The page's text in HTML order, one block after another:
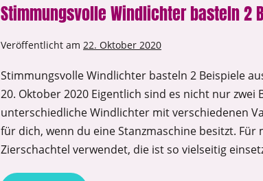
Stimmungsvolle Windlichter basteln 2
Veröffentlicht am 22. Oktober 2020
Stimmungsvolle Windlichter basteln 2 Beispiele
20. Oktober 2020 Eigentlich sind es nicht nur zwei
unterschiedliche Windlichter mit verschiedenen
für dich, wenn du eine Stanzmaschine besitzt.
Zierschachtel verwendet, die ist so vielseitig